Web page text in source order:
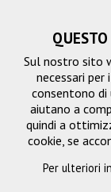
Sul nostro sito
necessari
consentono
aiutano a
quindi a
cookie, se
Per ulteriori